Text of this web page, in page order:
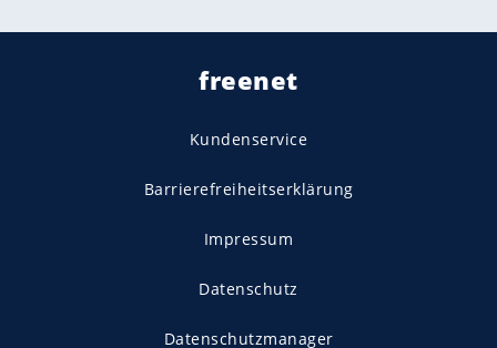
freenet
Kundenservice
Barrierefreiheitserklärung
Impressum
Datenschutz
Datenschutzmanager